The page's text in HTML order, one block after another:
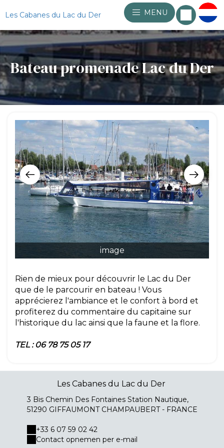
Les Cabanes du Lac du Der MENU
Bateau promenade Lac du Der
image
Rien de mieux pour découvrir le Lac du Der
que de le parcourir en bateau ! Vous
apprécierez l'ambiance et le confort à bord et
profiterez du commentaire du capitaine sur
l'historique du lac ainsi que la faune et la flore.
TEL : 06 78 75 05 17
Les Cabanes du Lac du Der
3 Bis Chemin Des Fontaines Station Nautique,
51290 GIFFAUMONT CHAMPAUBERT - FRANCE
+33 6 07 59 02 42
Contact opnemen per e-mail